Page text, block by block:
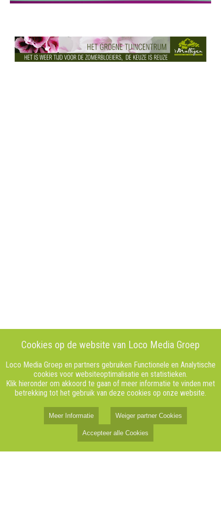
Cookies op de website van Loco Media Groep
Loco Media Groep en partners gebruiken Functionele en Analytische
cookies voor websiteoptimalisatie en statistieken.
Klik hieronder om akkoord te gaan of meer informatie te vinden met
betrekking tot het gebruik van deze cookies op onze website.
Meer Informatie Weiger partner Cookies
Accepteer alle Cookies